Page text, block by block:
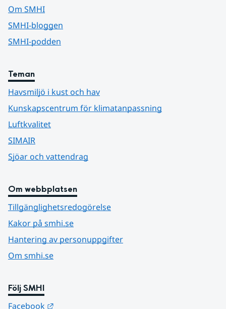
Om SMHI
SMHI-bloggen
SMHI-podden
Teman
Havsmiljö i kust och hav
Kunskapscentrum för klimatanpassning
Luftkvalitet
SIMAIR
Sjöar och vattendrag
Om webbplatsen
Tillgänglighetsredogörelse
Kakor på smhi.se
Hantering av personuppgifter
Om smhi.se
Följ SMHI
Facebook